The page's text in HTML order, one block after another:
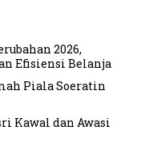
2026,
Efisiensi Belanja
Piala Soeratin
Kawal dan Awasi